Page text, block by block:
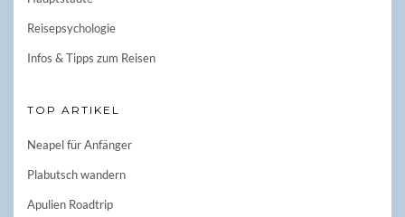
Reisepsychologie
Infos & Tipps zum Reisen
TOP ARTIKEL
Neapel für Anfänger
Plabutsch wandern
Apulien Roadtrip